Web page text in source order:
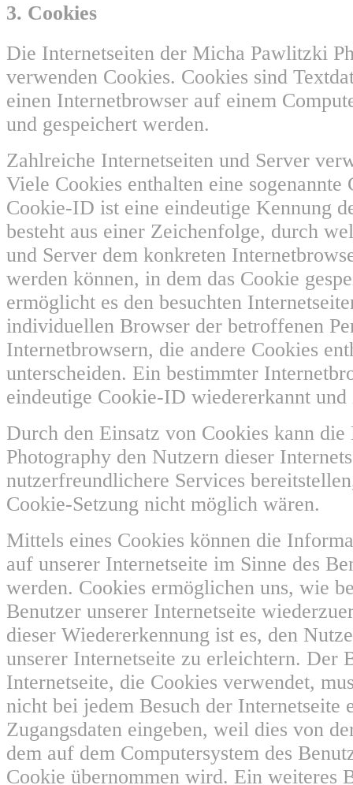
3. Cookies
Die Internetseiten der Micha Pawlitzki
verwenden Cookies. Cookies sind
einen Internetbrowser auf einem
und gespeichert werden.
Zahlreiche Internetseiten und Server
Viele Cookies enthalten eine
Cookie-ID ist eine eindeutige Kennung
besteht aus einer Zeichenfolge, durch
und Server dem konkreten
werden können, in dem das Cookie
ermöglicht es den besuchten
individuellen Browser der betroffenen
Internetbrowsern, die andere Cookies
unterscheiden. Ein bestimmter
eindeutige Cookie-ID wiedererkannt
Durch den Einsatz von Cookies kann
Photography den Nutzern dieser
nutzerfreundlichere Services
Cookie-Setzung nicht möglich wären.
Mittels eines Cookies können die
auf unserer Internetseite im Sinne des
werden. Cookies ermöglichen uns, wie
Benutzer unserer Internetseite
dieser Wiedererkennung ist es, den
unserer Internetseite zu erleichtern. Der
Internetseite, die Cookies verwendet,
nicht bei jedem Besuch der Internetseite
Zugangsdaten eingeben, weil dies von
dem auf dem Computersystem des
Cookie übernommen wird. Ein weiteres